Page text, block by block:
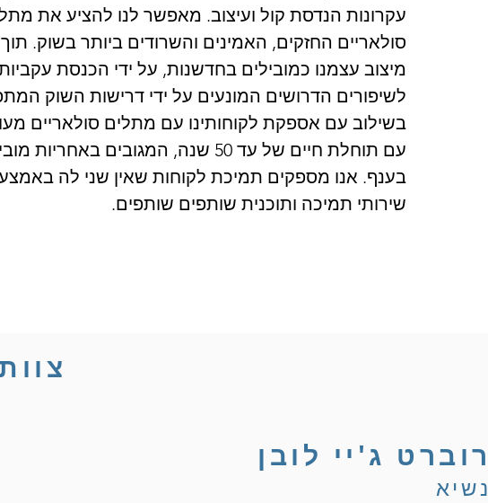
עקרונות הנדסת קול ועיצוב. מאפשר לנו להציע את
סולאריים החזקים, האמינים והשרודים ביותר בשוק. תוך
מיצוב עצמנו כמובילים בחדשנות, על ידי הכנסת
לשיפורים הדרושים המונעים על ידי דרישות השוק
בשילוב עם אספקת לקוחותינו עם מתלים סולאריים
עם תוחלת חיים של עד 50 שנה, המגובים באחריות
בענף. אנו מספקים תמיכת לקוחות שאין שני לה
שירותי תמיכה ותוכנית שותפים שותפים.
ג'יי לובן